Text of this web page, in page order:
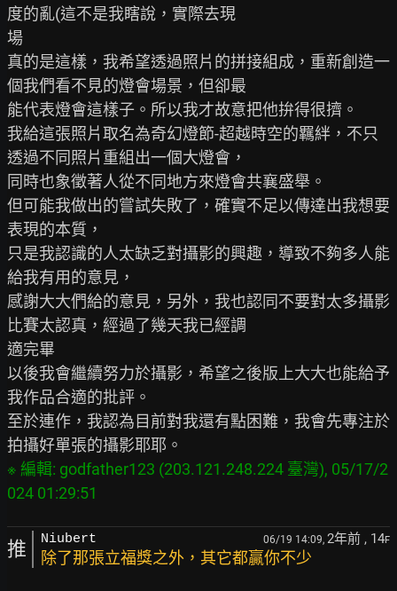
度的亂(這不是我瞎說，實際去現
場
真的是這樣，我希望透過照片的拼接組成，重新創造一
個我們看不見的燈會場景，但卻最
能代表燈會這樣子。所以我才故意把他拚得很擠。
我給這張照片取名為奇幻燈節-超越時空的羈絆，不只
透過不同照片重組出一個大燈會，
同時也象徵著人從不同地方來燈會共襄盛舉。
但可能我做出的嘗試失敗了，確實不足以傳達出我想要
表現的本質，
只是我認識的人太缺乏對攝影的興趣，導致不夠多人能
給我有用的意見，
感謝大大們給的意見，另外，我也認同不要對太多攝影
比賽太認真，經過了幾天我已經調
適完畢
以後我會繼續努力於攝影，希望之後版上大大也能給予
我作品合適的批評。
至於連作，我認為目前對我還有點困難，我會先專注於
※ 編輯: godfather123 (203.121.248.224 臺灣), 05/17/2
推 Niubert 06/19 14:09, 2年前 , 14F
除了那張立福獎之外，其它都贏你不少